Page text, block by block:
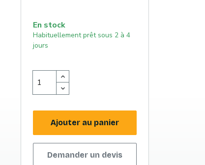
En stock
Habituellement prêt sous 2 à 4
jours
Ajouter au panier
Demander un devis